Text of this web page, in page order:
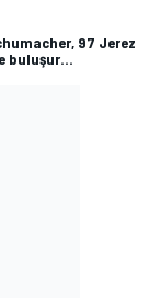
97 Jerez
buluşur...